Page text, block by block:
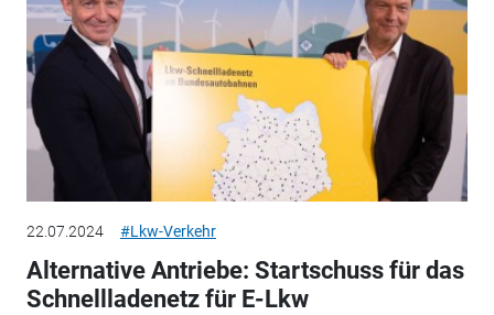
22.07.2024 #Lkw-Verkehr
Alternative Antriebe: Startschuss für das
Schnellladenetz für E-Lkw